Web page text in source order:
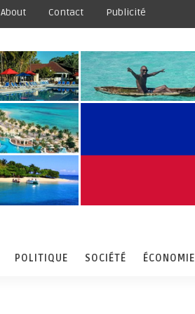
About Contact Publicité
POLITIQUE SOCIÉTÉ ÉCONOMIE